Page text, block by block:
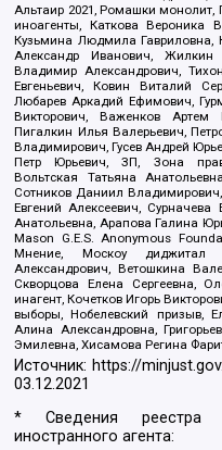
Альтаир 2021, Ромашки монолит,
иноагенты, Каткова Вероника
Кузьмина Людмила
Александр Иванович,
Владимир Александрович,
Евгеньевич, Ковин Виталий
Любарев Аркадий Ефимович,
Викторович, Важенков Артем
Пигалкин Илья Валерьевич,
Владимирович, Гусев Андрей
Петр Юрьевич, ЗП, Зона
Вольтская Татьяна
Сотников Даниил
Евгений Алексеевич,
Анатольевна, Арапова Галина
Mason G.E.S. Anonymous
Мнение, Москоу диджитал
Александрович, Ветошкина
Скворцова Елена Сергеевна,
инагент, Кочетков Игорь
выборы, Нобелевский призыв,
Алина Александровна,
Эмилевна, Хисамова Регина
Источник: https://
03.12.2021
* Сведения реестра
иностранного агента: